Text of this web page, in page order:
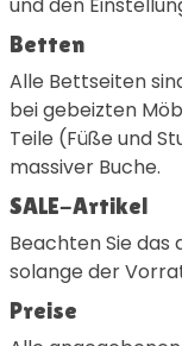
Betten
Alle Bettseiten
bei gebeizten
Teile (Füße und
massiver Buche.
SALE-Artikel
Beachten Sie das
solange der
Preise